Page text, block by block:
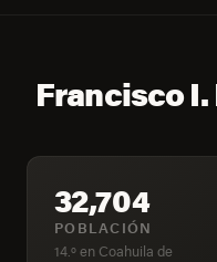
Francisco
32,704
POBLACIÓN
14.º en Coahuila de